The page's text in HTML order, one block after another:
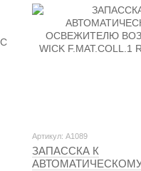
Артикул: A1089
ЗАПАССКА К